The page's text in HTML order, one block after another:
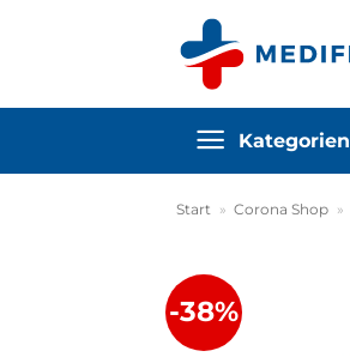
Kategorien
Start » Corona Shop »
-38%